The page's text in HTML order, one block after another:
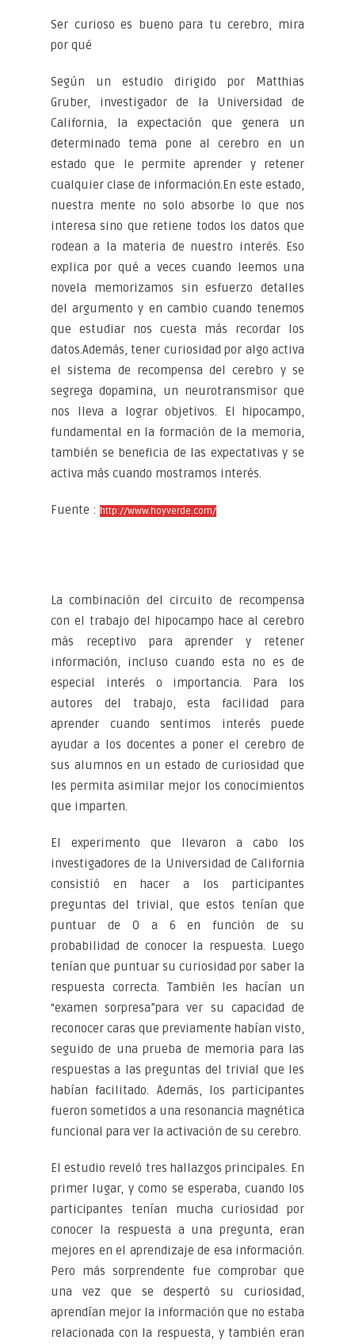
Ser curioso es bueno para tu cerebro, mira
por qué
Según un estudio dirigido por Matthias
Gruber, investigador de la Universidad de
California, la expectación que genera un
determinado tema pone al cerebro en un
estado que le permite aprender y retener
cualquier clase de información.En este estado,
nuestra mente no solo absorbe lo que nos
interesa sino que retiene todos los datos que
rodean a la materia de nuestro interés. Eso
explica por qué a veces cuando leemos una
novela memorizamos sin esfuerzo detalles
del argumento y en cambio cuando tenemos
que estudiar nos cuesta más recordar los
datos.Además, tener curiosidad por algo activa
el sistema de recompensa del cerebro y se
segrega dopamina, un neurotransmisor que
nos lleva a lograr objetivos. El hipocampo,
fundamental en la formación de la memoria,
también se beneficia de las expectativas y se
activa más cuando mostramos interés.
Fuente : http://www.hoyverde.com/
La combinación del circuito de recompensa
con el trabajo del hipocampo hace al cerebro
más receptivo para aprender y retener
información, incluso cuando esta no es de
especial interés o importancia. Para los
autores del trabajo, esta facilidad para
aprender cuando sentimos interés puede
ayudar a los docentes a poner el cerebro de
sus alumnos en un estado de curiosidad que
les permita asimilar mejor los conocimientos
que imparten.
El experimento que llevaron a cabo los
investigadores de la Universidad de California
consistió en hacer a los participantes
preguntas del trivial, que estos tenían que
puntuar de 0 a 6 en función de su
probabilidad de conocer la respuesta. Luego
tenían que puntuar su curiosidad por saber la
respuesta correcta. También les hacían un
“examen sorpresa”para ver su capacidad de
reconocer caras que previamente habían visto,
seguido de una prueba de memoria para las
respuestas a las preguntas del trivial que les
habían facilitado. Además, los participantes
fueron sometidos a una resonancia magnética
funcional para ver la activación de su cerebro.
El estudio reveló tres hallazgos principales. En
primer lugar, y como se esperaba, cuando los
participantes tenían mucha curiosidad por
conocer la respuesta a una pregunta, eran
mejores en el aprendizaje de esa información.
Pero más sorprendente fue comprobar que
una vez que se despertó su curiosidad,
aprendían mejor la información que no estaba
relacionada con la respuesta, y también eran